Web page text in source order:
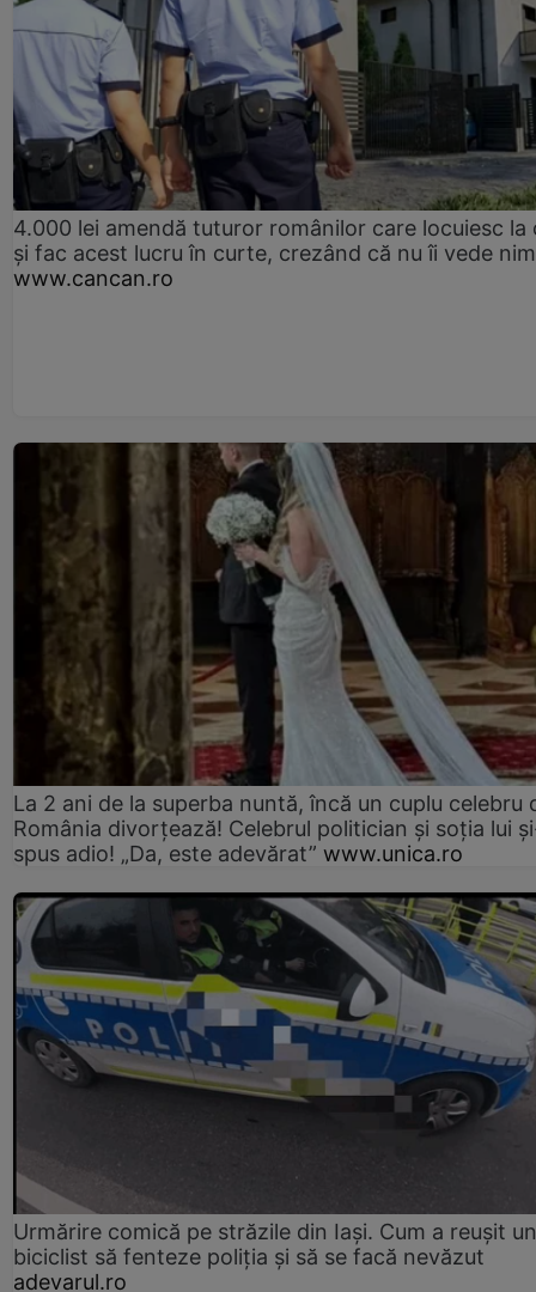
4.000 lei amendă tuturor românilor care locuiesc la
și fac acest lucru în curte, crezând că nu îi vede
www.cancan.ro
La 2 ani de la superba nuntă, încă un cuplu celebru
România divorțează! Celebrul politician și soția lui
spus adio! „Da, este adevărat” www.unica.ro
Urmărire comică pe străzile din Iași. Cum a reușit un
biciclist să fenteze poliția și să se facă nevăzut
adevarul.ro